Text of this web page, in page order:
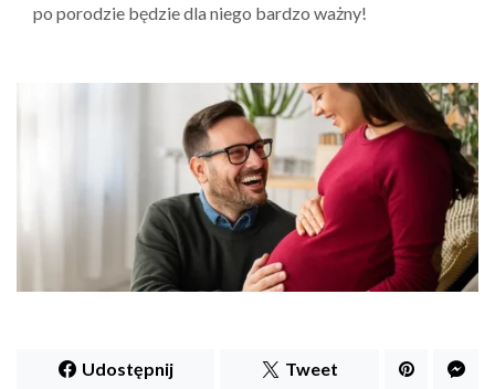
po porodzie będzie dla niego bardzo ważny!
Udostępnij Tweet